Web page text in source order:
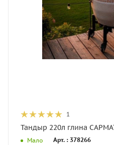
1
Тандыр 220л глина
Мало Арт. : 378266